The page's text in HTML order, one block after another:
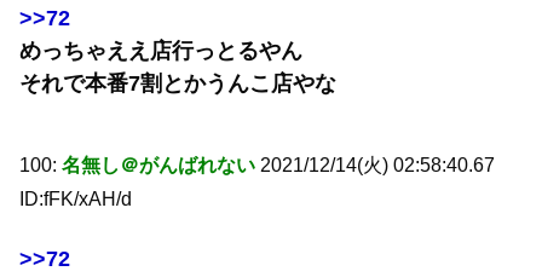
>>72
めっちゃええ店行っとるやん
それで本番7割とかうんこ店やな
100: 名無し＠がんばれない 2021/12/14(火) 02:58:40.67
ID:fFK/xAH/d
>>72